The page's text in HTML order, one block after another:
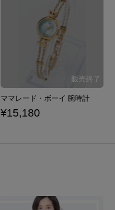
ママレード・ボーイ 腕時計
¥15,180